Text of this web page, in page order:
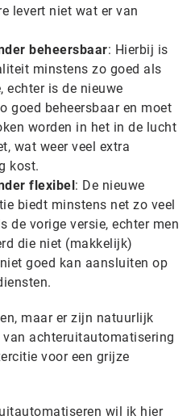
levert niet wat er van
beheersbaar: Hierbij is
minstens zo goed als
echter is de nieuwe
goed beheersbaar en moet
worden in het in de lucht
wat weer veel extra
kost.
flexibel: De nieuwe
biedt minstens net zo veel
de vorige versie, echter men
die niet (makkelijk)
goed kan aansluiten op
maar er zijn natuurlijk
achteruitautomatisering
voor een grijze
wil ik hier